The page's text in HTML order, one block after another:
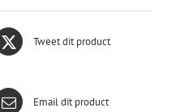
Tweet dit product
Email dit product